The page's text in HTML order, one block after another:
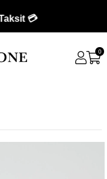
💳
0